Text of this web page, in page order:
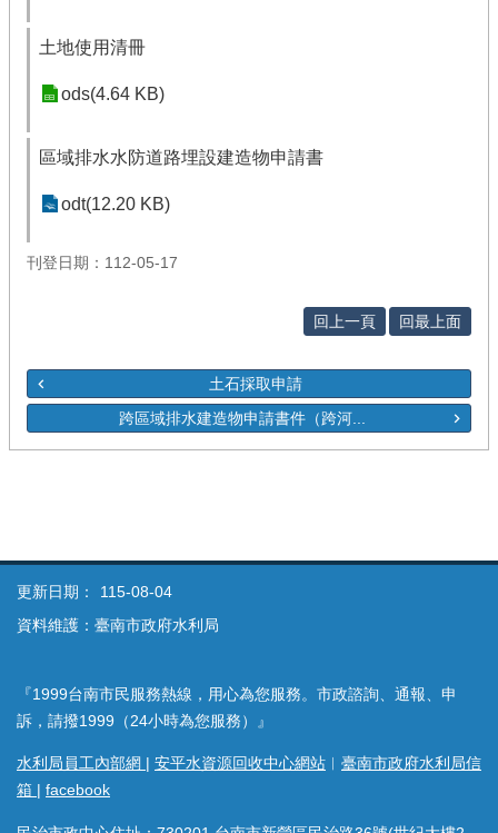
土地使用清冊
ods(4.64 KB)
區域排水水防道路埋設建造物申請書
odt(12.20 KB)
刊登日期：112-05-17
回上一頁 回最上面
土石採取申請
跨區域排水建造物申請書件（跨河...
更新日期：
115-08-04
資料維護：臺南市政府水利局
『1999台南市民服務熱線，用心為您服務。市政諮詢、通報、申
訴，請撥1999（24小時為您服務）』
水利局員工內部網 | 安平水資源回收中心網站 ︱ 臺南市政府水利局信
箱 | facebook